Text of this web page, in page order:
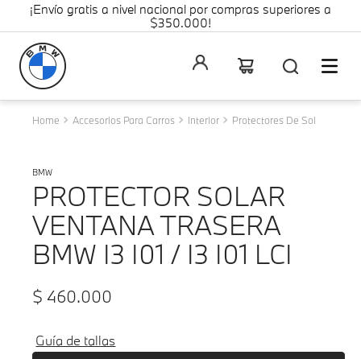
¡Envío gratis a nivel nacional por compras superiores a
$350.000!
Accesorios Para Carros Interior Protectores De Sol
BMW
PROTECTOR SOLAR
VENTANA TRASERA
BMW I3 I01 / I3 I01 LCI
$ 460.000
Guía de tallas